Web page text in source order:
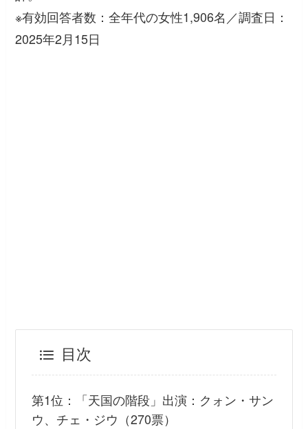
※有効回答者数：全年代の女性1,906名／調査日：
2025年2月15日
目次
第1位：「天国の階段」出演：クォン・サン
ウ、チェ・ジウ（270票）